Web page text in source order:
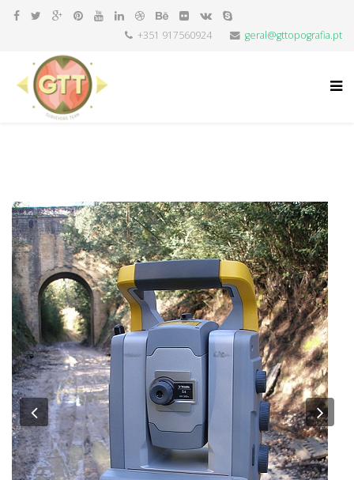
+351 917560924 geral@gttopografia.pt
Previous